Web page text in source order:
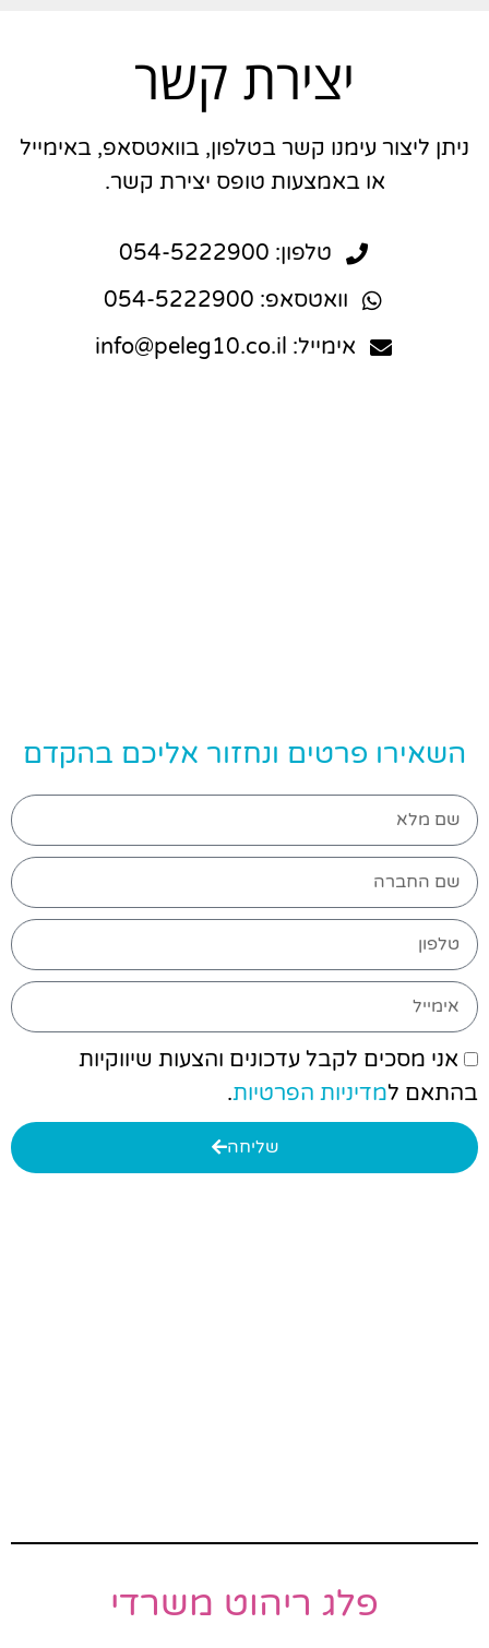
יצירת קשר
ניתן ליצור עימנו קשר בטלפון, בוואטסאפ, באימייל
או באמצעות טופס יצירת קשר.
טלפון: 054-5222900
וואטסאפ: 054-5222900
אימייל: info@peleg10.co.il
השאירו פרטים ונחזור אליכם בהקדם
אני מסכים לקבל עדכונים והצעות שיווקיות
בהתאם למדיניות הפרטיות.
שליחה
פלג ריהוט משרדי